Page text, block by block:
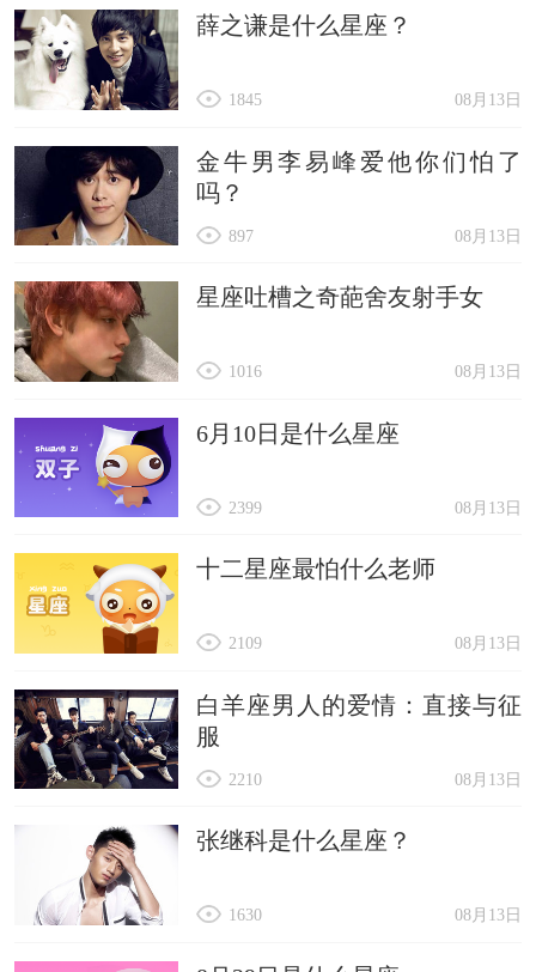
薛之谦是什么星座？
08月13日
1845
金牛男李易峰爱他你们怕了
吗？
08月13日
897
星座吐槽之奇葩舍友射手女
08月13日
1016
6月10日是什么星座
08月13日
2399
十二星座最怕什么老师
08月13日
2109
白羊座男人的爱情：直接与征
服
08月13日
2210
张继科是什么星座？
08月13日
1630